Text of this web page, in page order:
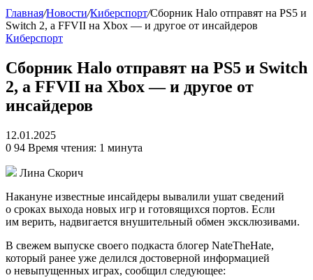
Главная/Новости/Киберспорт/Сборник Halo отправят на PS5 и
Switch 2, а FFVII на Xbox — и другое от инсайдеров
Киберспорт
Сборник Halo отправят на PS5 и Switch
2, а FFVII на Xbox — и другое от
инсайдеров
12.01.2025
0 94 Время чтения: 1 минута
Лина Скорич
Накануне известные инсайдеры вывалили ушат сведений
о сроках выхода новых игр и готовящихся портов. Если
им верить, надвигается внушительный обмен эксклюзивами.
В свежем выпуске своего подкаста блогер NateTheHate,
который ранее уже делился достоверной информацией
о невыпущенных играх, сообщил следующее: